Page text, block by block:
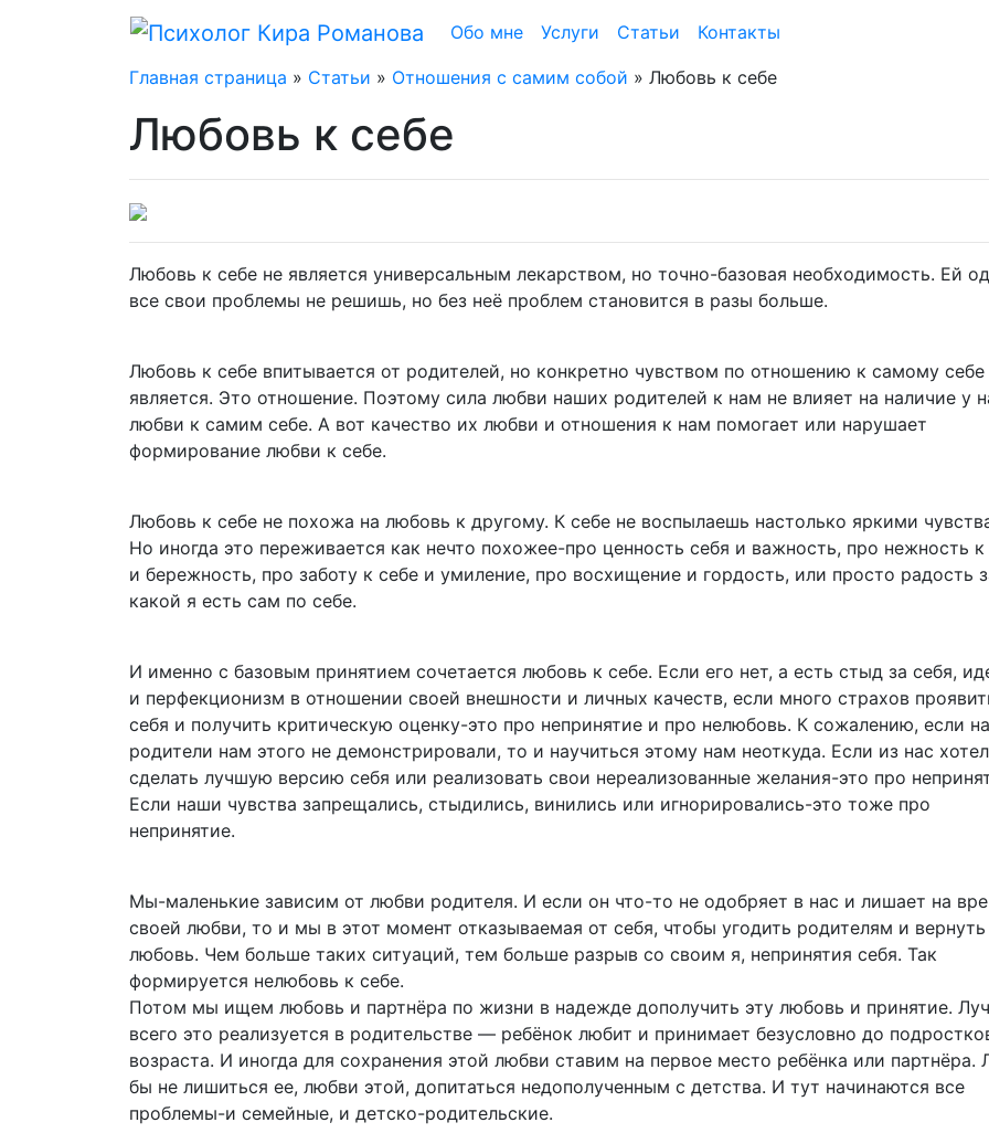
Обо мне Услуги Статьи Контакты
Главная страница » Статьи » Отношения с самим собой » Любовь к себе
Любовь к себе
Любовь к себе не является универсальным лекарством, но точно-базовая необходимость. Ей
все свои проблемы не решишь, но без неё проблем становится в разы больше.
Любовь к себе впитывается от родителей, но конкретно чувством по отношению к самому себе
является. Это отношение. Поэтому сила любви наших родителей к нам не влияет на наличие у
любви к самим себе. А вот качество их любви и отношения к нам помогает или нарушает
формирование любви к себе.
Любовь к себе не похожа на любовь к другому. К себе не воспылаешь настолько яркими
Но иногда это переживается как нечто похожее-про ценность себя и важность, про нежность к
и бережность, про заботу к себе и умиление, про восхищение и гордость, или просто радость
какой я есть сам по себе.
И именно с базовым принятием сочетается любовь к себе. Если его нет, а есть стыд за себя,
и перфекционизм в отношении своей внешности и личных качеств, если много страхов
себя и получить критическую оценку-это про непринятие и про нелюбовь. К сожалению, если
родители нам этого не демонстрировали, то и научиться этому нам неоткуда. Если из нас
сделать лучшую версию себя или реализовать свои нереализованные желания-это про
Если наши чувства запрещались, стыдились, винились или игнорировались-это тоже про
непринятие.
Мы-маленькие зависим от любви родителя. И если он что-то не одобряет в нас и лишает на
своей любви, то и мы в этот момент отказываемая от себя, чтобы угодить родителям и вернуть
любовь. Чем больше таких ситуаций, тем больше разрыв со своим я, непринятия себя. Так
формируется нелюбовь к себе.
Потом мы ищем любовь и партнёра по жизни в надежде дополучить эту любовь и принятие.
всего это реализуется в родительстве — ребёнок любит и принимает безусловно до
возраста. И иногда для сохранения этой любви ставим на первое место ребёнка или партнёра.
бы не лишиться ее, любви этой, допитаться недополученным с детства. И тут начинаются все
проблемы-и семейные, и детско-родительские.